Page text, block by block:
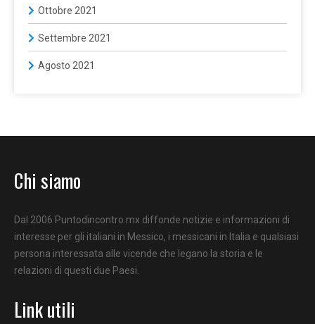
Ottobre 2021
Settembre 2021
Agosto 2021
Chi siamo
Dal 2006 Puntodincontro.mx diffonde notizie e informazioni di
interesse per gli italiani in Messico, i messicani in Italia e qualsiasi
persona interessata alle vicende che legano la storia e le
relazioni di questi due Paesi.
Link utili